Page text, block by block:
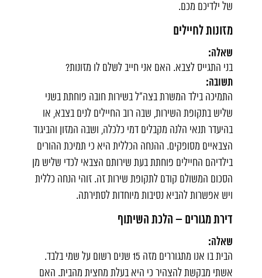
של ילדיכם מכם.
מזונות לחיילים
שאלה:
בני התגייס לצבא. האם אני חייב לשלם לו מזונות?
תשובה:
התמיכה בילד המשרת בצה"ל בשירות חובה פוחתת בשני
שליש בתקופת השירות, שבה רוב החיילים לנים בצבא, או
בהיעדר תנאי הלנה מקבלים דמי כלכלה, ושבה המזון והביגוד
הצבאיים מסופקים. ההנחה הכללית היא כי תמיכת ההורים
בילדיהם החיילים פוחתת בעת שירותם הצבאי לכדי שליש מן
הסכום המשולם קודם לתקופת שירות זה. זוהי הנחה כללית
ויש אפשרות להביא נסיבות מיוחדות לסתירתה.
דירת מגורים – הלכת השיתוף
שאלה:
הבית בו אנו מתגוררים מזה 15 שנים רשום על שמי בלבד.
אשתי מבקשת להצהיר כי היא בעלת מחצית מהבית. האם